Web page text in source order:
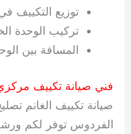
توزيع التكييف
تركيب الوحدة
المسافة بين
فني صيانة تكييف مركزي
صيانة تكييف الغانم
الفردوس توفر لكم